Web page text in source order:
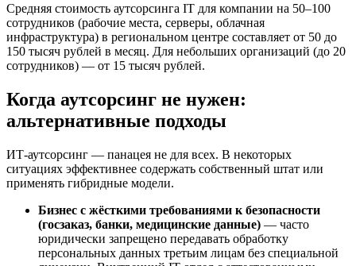
Средняя стоимость аутсорсинга IT для компании на 50–100
сотрудников (рабочие места, серверы, облачная
инфраструктура) в региональном центре составляет от 50 до
150 тысяч рублей в месяц. Для небольших организаций (до 20
сотрудников) — от 15 тысяч рублей.
Когда аутсорсинг не нужен:
альтернативные подходы
ИТ-аутсорсинг — панацея не для всех. В некоторых
ситуациях эффективнее содержать собственный штат или
применять гибридные модели.
Бизнес с жёсткими требованиями к безопасности
(госзаказ, банки, медицинские данные) — часто
юридически запрещено передавать обработку
персональных данных третьим лицам без специальной